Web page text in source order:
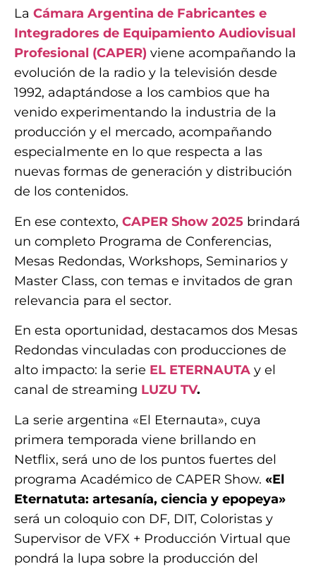
La Cámara Argentina de Fabricantes e
Integradores de Equipamiento Audiovisual
Profesional (CAPER) viene acompañando la
evolución de la radio y la televisión desde
1992, adaptándose a los cambios que ha
venido experimentando la industria de la
producción y el mercado, acompañando
especialmente en lo que respecta a las
nuevas formas de generación y distribución
de los contenidos.
En ese contexto, CAPER Show 2025 brindará
un completo Programa de Conferencias,
Mesas Redondas, Workshops, Seminarios y
Master Class, con temas e invitados de gran
relevancia para el sector.
En esta oportunidad, destacamos dos Mesas
Redondas vinculadas con producciones de
alto impacto: la serie EL ETERNAUTA y el
canal de streaming LUZU TV.
La serie argentina «El Eternauta», cuya
primera temporada viene brillando en
Netflix, será uno de los puntos fuertes del
programa Académico de CAPER Show. «El
Eternatuta: artesanía, ciencia y epopeya»
será un coloquio con DF, DIT, Coloristas y
Supervisor de VFX + Producción Virtual que
pondrá la lupa sobre la producción del